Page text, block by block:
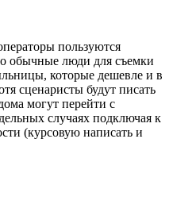
пользуются
обычные люди для съемки
которые дешевле и в
сценаристы будут писать
могут перейти с
случаях подключая к
(курсовую написать и